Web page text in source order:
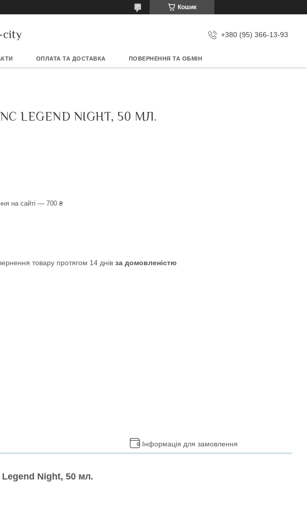
Кошик
city +380 (95) 366-13-93
ОПЛАТА ТА ДОСТАВКА ПОВЕРНЕННЯ ТА ОБМІН
LEGEND NIGHT, 50 МЛ.
на сайті — 700 ₴
товару протягом 14 днів за домовленістю
Інформація для замовлення
Legend Night, 50 мл.